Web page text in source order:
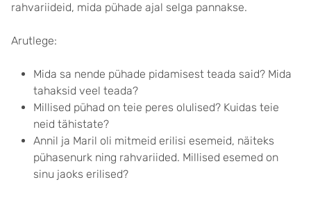
rahvariideid, mida pühade ajal selga pannakse.
Arutlege:
Mida sa nende pühade pidamisest teada said? Mida
tahaksid veel teada?
Millised pühad on teie peres olulised? Kuidas teie
neid tähistate?
Annil ja Maril oli mitmeid erilisi esemeid, näiteks
pühasenurk ning rahvariided. Millised esemed on
sinu jaoks erilised?